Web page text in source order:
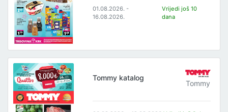
01.08.2026. -
16.08.2026.
Vrijedi još 10
dana
Tommy katalog
Tommy